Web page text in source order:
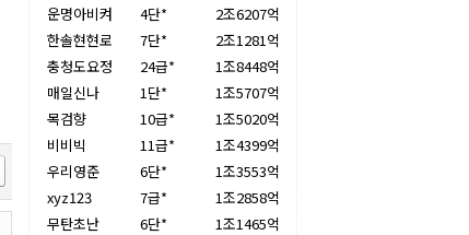
운명아비켜
4단*
2조6207억
한솔현현로
7단*
2조1281억
충청도요정
24급*
1조8448억
매일신나
1단*
1조5707억
목검향
10급*
1조5020억
비비빅
11급*
1조4399억
우리영준
6단*
1조3553억
xyz123
7급*
1조2858억
무탄초난
6단* 1조1465억